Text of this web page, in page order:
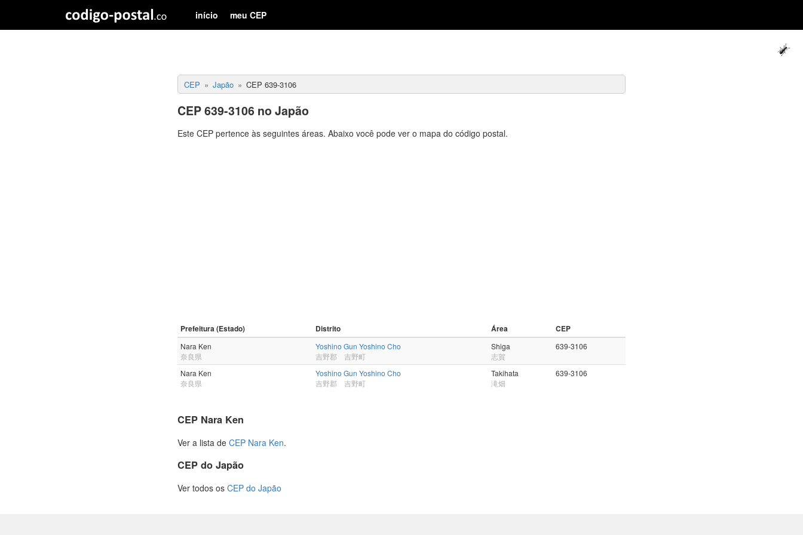
início meu CEP
CEP Japão CEP 639-3106
CEP 639-3106 no Japão
Este CEP pertence às seguintes áreas. Abaixo você pode ver o mapa do código postal.
Prefeitura (Estado) Distrito Área CEP
Nara Ken
奈良県
Yoshino Gun Yoshino Cho
吉野郡 吉野町
Shiga
志賀
639-3106
Nara Ken
奈良県
Yoshino Gun Yoshino Cho
吉野郡 吉野町
Takihata
滝畑
639-3106
CEP Nara Ken
Ver a lista de CEP Nara Ken.
CEP do Japão
Ver todos os CEP do Japão